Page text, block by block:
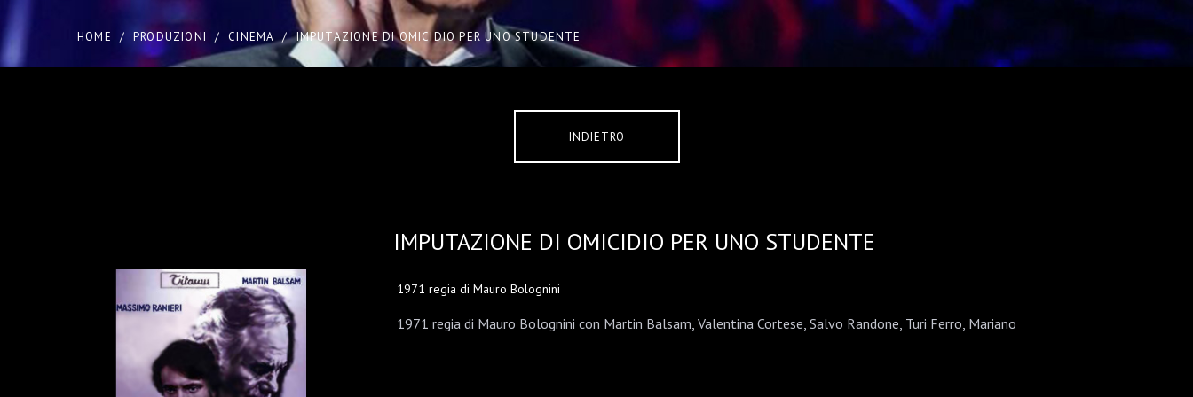
HOME / PRODUZIONI / CINEMA / IMPUTAZIONE DI OMICIDIO PER UNO STUDENTE
INDIETRO
IMPUTAZIONE DI OMICIDIO PER UNO STUDENTE
1971 regia di Mauro Bolognini
1971 regia di Mauro Bolognini con Martin Balsam, Valentina Cortese, Salvo Randone, Turi Ferro, Mariano